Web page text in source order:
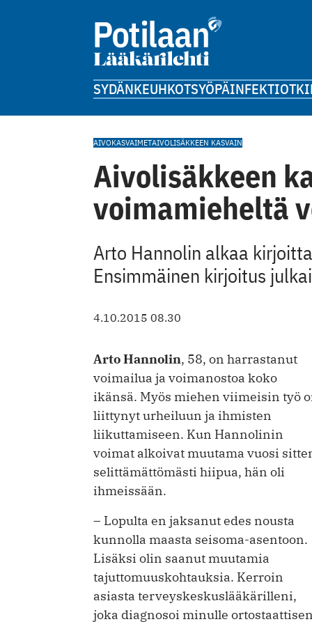
SYDÄNKEUHKOTSYÖPÄINFEKTIOT
AIVOKASVAIMETAIVOLISÄKKEEN KASVAIN
Aivolisäkkeen
voimamieheltä
Arto Hannolin alkaa
Ensimmäinen kirjoitus
4.10.2015 08.30
Arto Hannolin, 58, on harrastanut
voimailua ja voimanostoa koko
ikänsä. Myös miehen viimeisin työ
liittynyt urheiluun ja ihmisten
liikuttamiseen. Kun Hannolinin
voimat alkoivat muutama vuosi
selittämättömästi hiipua, hän oli
ihmeissään.
– Lopulta en jaksanut edes nousta
kunnolla maasta seisoma-asentoon.
Lisäksi olin saanut muutamia
tajuttomuuskohtauksia. Kerroin
asiasta terveyskeskuslääkärilleni,
joka diagnosoi minulle